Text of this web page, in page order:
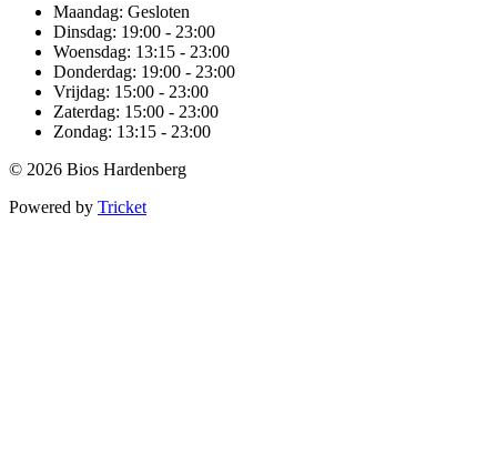
Maandag: Gesloten
Dinsdag: 19:00 - 23:00
Woensdag: 13:15 - 23:00
Donderdag: 19:00 - 23:00
Vrijdag: 15:00 - 23:00
Zaterdag: 15:00 - 23:00
Zondag: 13:15 - 23:00
© 2026 Bios Hardenberg
Powered by Tricket